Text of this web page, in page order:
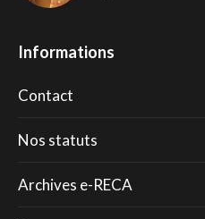
Informations
Contact
Nos statuts
Archives e-RECA